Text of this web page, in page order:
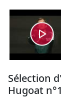
Sélection
Hugoat